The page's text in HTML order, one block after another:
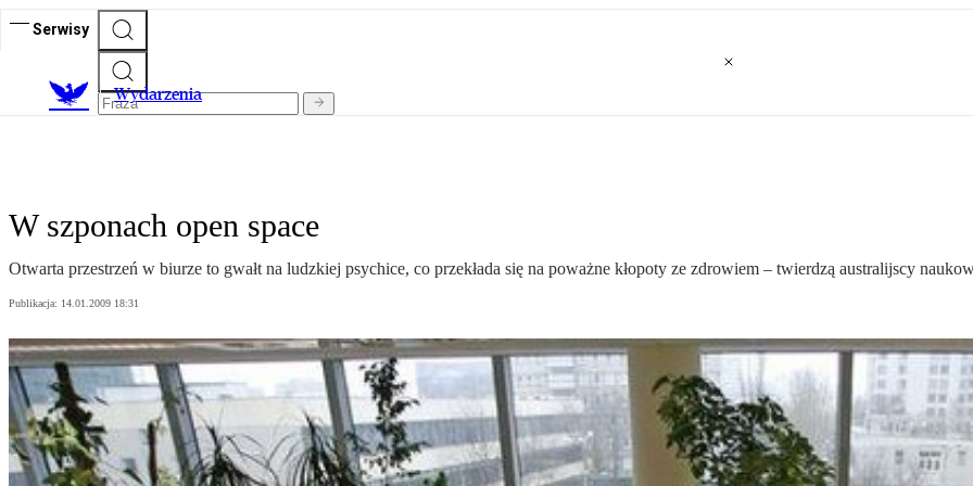
Serwisy
Wydarzenia
W szponach open space
Otwarta przestrzeń w biurze to gwałt na ludzkiej psychice, co przekłada się na poważne kłopoty ze zdrowiem – twierdzą australijscy
Publikacja: 14.01.2009 18:31